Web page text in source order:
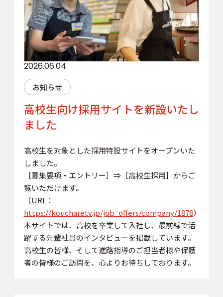
2026.06.04
お知らせ
高校生向け採用サイトを新設いたし
ました
高校生を対象とした採用特設サイトをオープンいた
しました。
［募集要項・エントリー］⇒［高校生採用］からご
覧いただけます。
（URL：
https://koucharetv.jp/job_offers/company/1878）
本サイトでは、高校を卒業して入社し、最前線で活
躍する先輩社員のインタビューを掲載しています。
高校生の皆様、そして進路指導のご担当者様や保護
者の皆様のご訪問を、心よりお待ちしております。